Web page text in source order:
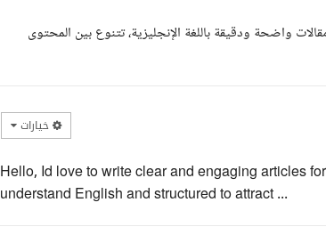
واضحة ودقيقة باللغة الإنجليزية، تتنوع بين المحتوى
خيارات
Hello, Id love to write clear and engaging articles
understand English and structured to attract ...